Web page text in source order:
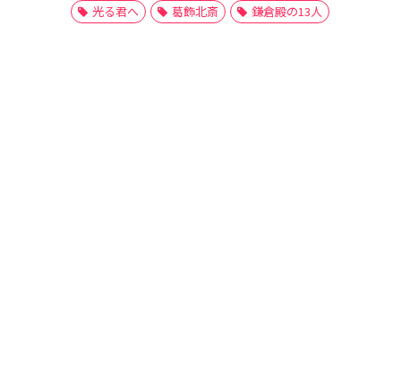
光る君へ
葛飾北斎 鎌倉殿の13人